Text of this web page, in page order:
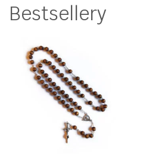
Bestsellery